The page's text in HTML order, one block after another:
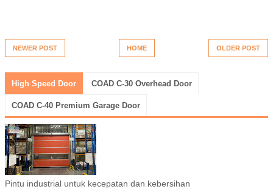
NEWER POST OLDER POST
HOME
High Speed Door COAD C-30 Overhead Door
COAD C-40 Premium Garage Door
Pintu industrial untuk kecepatan dan kebersihan